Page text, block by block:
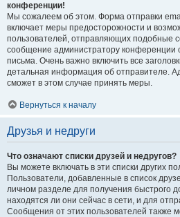
конференции!
Мы сожалеем об этом. Форма отправки
включает меры предосторожности и
пользователей, отправляющих подобные
сообщение администратору конференции
письма. Очень важно включить все
детальная информация об отправителе.
сможет в этом случае принять меры.
Вернуться к началу
Друзья и недруги
Что означают списки друзей и недругов?
Вы можете включать в эти списки других
Пользователи, добавленные в список
личном разделе для получения быстрого
находятся ли они сейчас в сети, и для
Сообщения от этих пользователей также